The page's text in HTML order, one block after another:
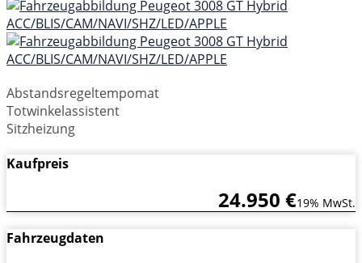
Abstandsregeltempomat
Totwinkelassistent
Sitzheizung
Kaufpreis
24.950 €19% MwSt.
Fahrzeugdaten